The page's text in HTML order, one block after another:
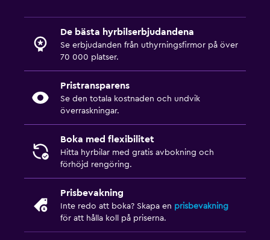
De bästa hyrbilserbjudandena
Se erbjudanden från uthyrningsfirmor på över
70 000 platser.
Pristransparens
Se den totala kostnaden och undvik
överraskningar.
Boka med flexibilitet
Hitta hyrbilar med gratis avbokning och
förhöjd rengöring.
Prisbevakning
Inte redo att boka? Skapa en prisbevakning
för att hålla koll på priserna.